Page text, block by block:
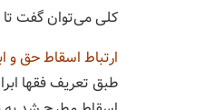
کلی می‌توان گفت
ارتباط اسقاط حق و
طبق تعریف فقها